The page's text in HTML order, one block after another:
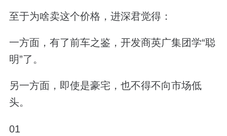
至于为啥卖这个价格，进深君觉得：
一方面，有了前车之鉴，开发商英广集团学“聪
明”了。
另一方面，即使是豪宅，也不得不向市场低
头。
01